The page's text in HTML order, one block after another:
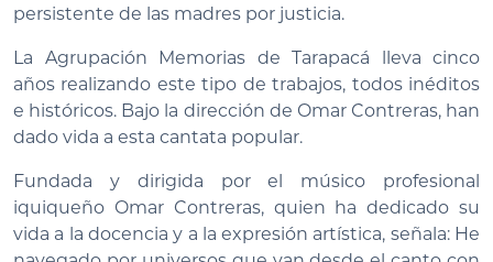
persistente de las madres por justicia.
La Agrupación Memorias de Tarapacá lleva cinco
años realizando este tipo de trabajos, todos inéditos
e históricos. Bajo la dirección de Omar Contreras, han
dado vida a esta cantata popular.
Fundada y dirigida por el músico profesional
iquiqueño Omar Contreras, quien ha dedicado su
vida a la docencia y a la expresión artística, señala: He